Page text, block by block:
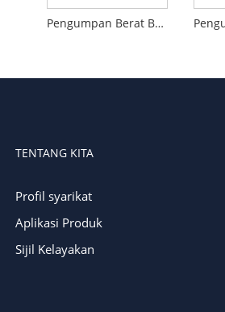
Pengumpan Berat Badan Berbilang komponen
TENTANG KITA
Profil syarikat
Aplikasi Produk
Sijil Kelayakan